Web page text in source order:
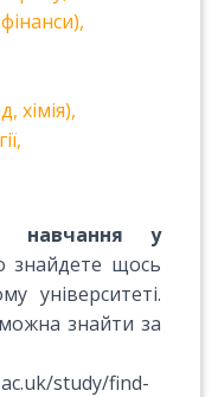
хімія),
навчання у
знайдете щось
університеті.
знайти за
study/find-